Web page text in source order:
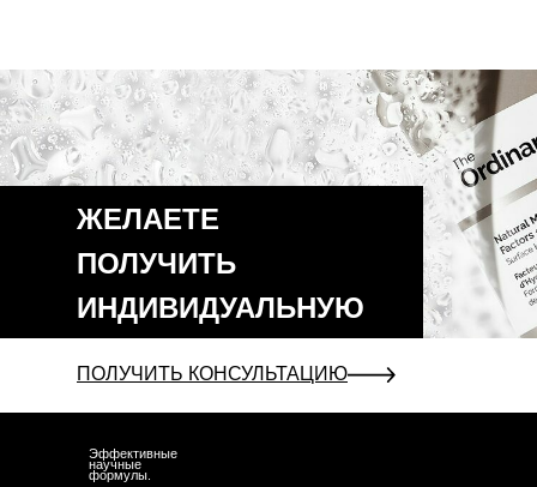
ЖЕЛАЕТЕ
ПОЛУЧИТЬ
ИНДИВИДУАЛЬНУЮ
ПОЛУЧИТЬ КОНСУЛЬТАЦИЮ
Эффективные
научные
формулы.